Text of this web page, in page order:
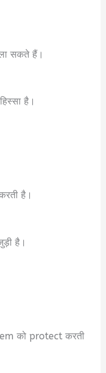
सकते हैं।
है।
है।
है।
को protect करती